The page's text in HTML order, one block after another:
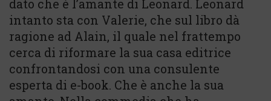
dato che è l’amante di Leonard. Leonard
intanto sta con Valerie, che sul libro dà
ragione ad Alain, il quale nel frattempo
cerca di riformare la sua casa editrice
confrontandosi con una consulente
esperta di e-book. Che è anche la sua